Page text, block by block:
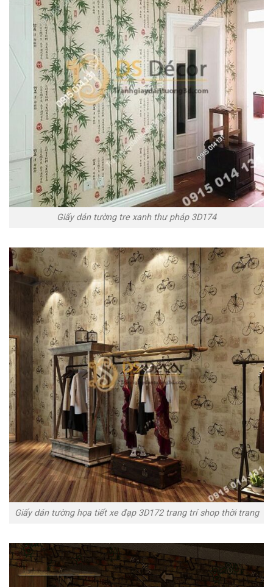
Giấy dán tường tre xanh thư pháp 3D174
Giấy dán tường họa tiết xe đạp 3D172 trang trí shop thời trang